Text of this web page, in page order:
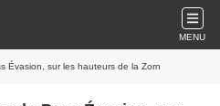
MENU
Évasion, sur les hauteurs de la Zorn